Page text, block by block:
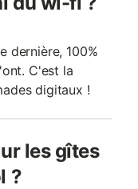
dernière, 100%
C'est la
digitaux !
les gîtes
?